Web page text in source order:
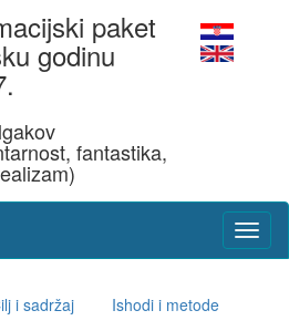
paket
godinu
fantastika,
i sadržaj Ishodi i metode